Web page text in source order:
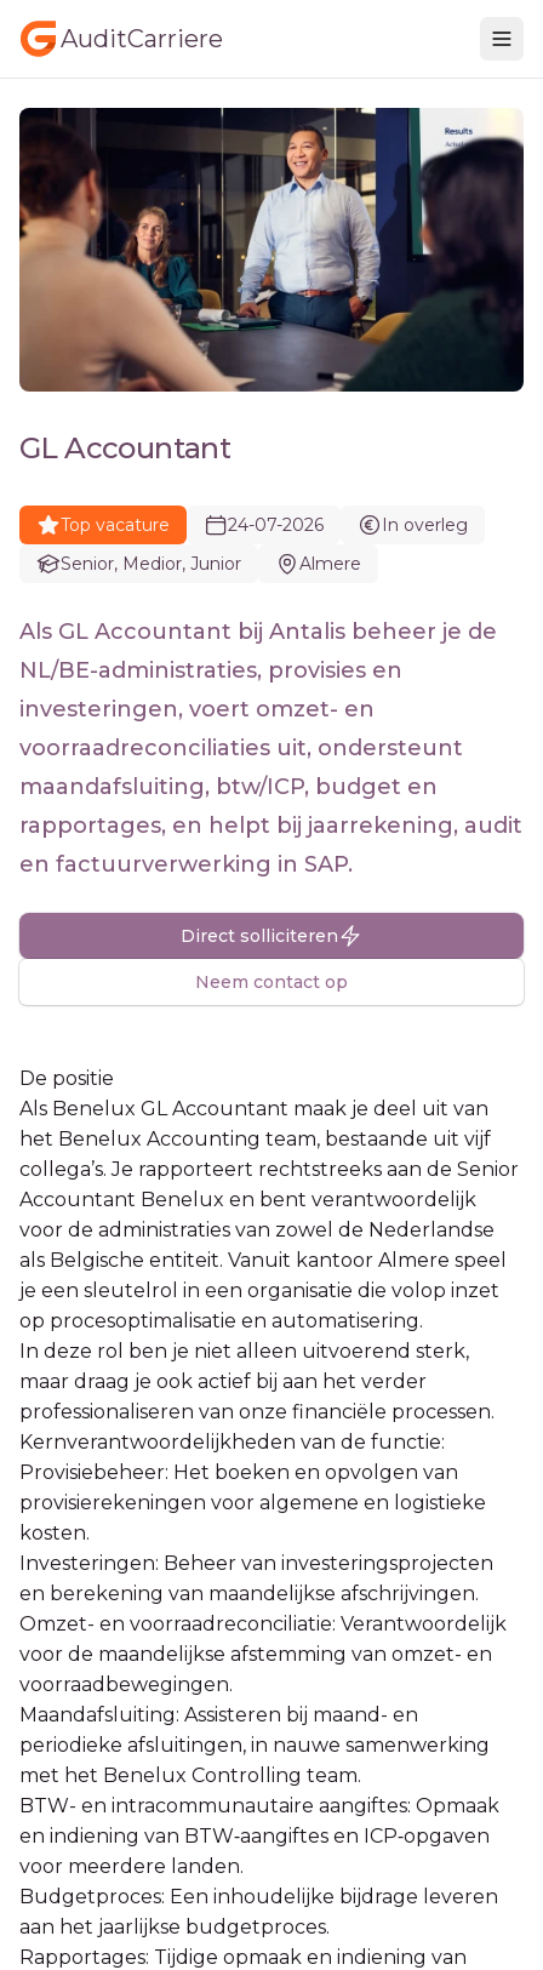
AuditCarriere
GL Accountant
Top vacature 24-07-2026
In overleg
Senior, Medior, Junior
Almere
Als GL Accountant bij Antalis beheer je de
NL/BE-administraties, provisies en
investeringen, voert omzet- en
voorraadreconciliaties uit, ondersteunt
maandafsluiting, btw/ICP, budget en
rapportages, en helpt bij jaarrekening, audit
en factuurverwerking in SAP.
Direct solliciteren
Neem contact op
De positie
Als Benelux GL Accountant maak je deel uit van
het Benelux Accounting team, bestaande uit vijf
collega’s. Je rapporteert rechtstreeks aan de Senior
Accountant Benelux en bent verantwoordelijk
voor de administraties van zowel de Nederlandse
als Belgische entiteit. Vanuit kantoor Almere speel
je een sleutelrol in een organisatie die volop inzet
op procesoptimalisatie en automatisering.
In deze rol ben je niet alleen uitvoerend sterk,
maar draag je ook actief bij aan het verder
professionaliseren van onze financiële processen.
Kernverantwoordelijkheden van de functie:
Provisiebeheer: Het boeken en opvolgen van
provisierekeningen voor algemene en logistieke
kosten.
Investeringen: Beheer van investeringsprojecten
en berekening van maandelijkse afschrijvingen.
Omzet- en voorraadreconciliatie: Verantwoordelijk
voor de maandelijkse afstemming van omzet- en
voorraadbewegingen.
Maandafsluiting: Assisteren bij maand- en
periodieke afsluitingen, in nauwe samenwerking
met het Benelux Controlling team.
BTW- en intracommunautaire aangiftes: Opmaak
en indiening van BTW‑aangiftes en ICP‑opgaven
voor meerdere landen.
Budgetproces: Een inhoudelijke bijdrage leveren
aan het jaarlijkse budgetproces.
Rapportages: Tijdige opmaak en indiening van